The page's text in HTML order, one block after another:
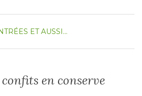
ET AUSSI...
en conserve